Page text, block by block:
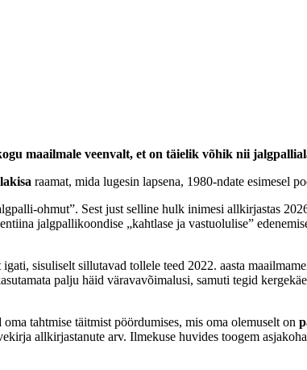
maailmale veenvalt, et on täielik võhik nii
raamat, mida lugesin lapsena, 1980-ndate esimesel
ohmut”. Sest just selline hulk inimesi allkirjastas
jalgpallikoondise „kahtlase ja vastuolulise”
sisuliselt sillutavad tollele teed 2022. aasta
palju häid väravavõimalusi, samuti tegid
oma tahtmise täitmist pöördumises, mis oma olemuselt on
allkirjastanute arv. Ilmekuse huvides toogem